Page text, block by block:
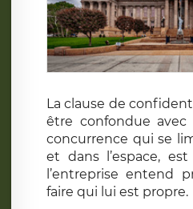
La clause de
être confondue
concurrence qui se
et dans l’espace,
l’entreprise entend
faire qui lui est propre.